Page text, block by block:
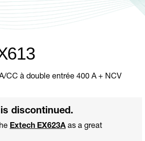
CC à double entrée 400 A + NCV
discontinued.
Extech EX623A as a great